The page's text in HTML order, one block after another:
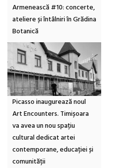
Armenească #10: concerte,
ateliere și întâlniri în Grădina
Botanică
Picasso inaugurează noul
Art Encounters. Timișoara
va avea un nou spațiu
cultural dedicat artei
contemporane, educației și
comunității